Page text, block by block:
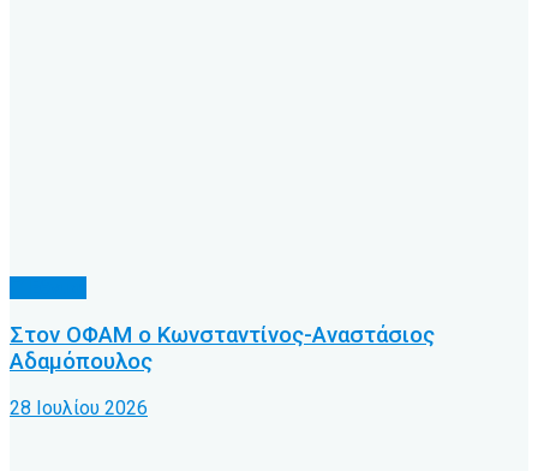
Στον ΟΦΑΜ ο Κωνσταντίνος-Αναστάσιος
Αδαμόπουλος
28 Ιουλίου 2026